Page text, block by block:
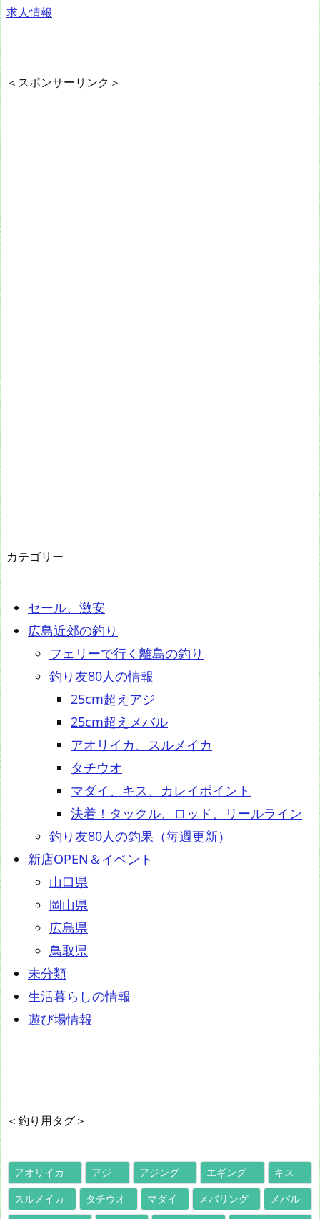
求人情報
＜スポンサーリンク＞
カテゴリー
セール、激安
広島近郊の釣り
フェリーで行く離島の釣り
釣り友80人の情報
25cm超えアジ
25cm超えメバル
アオリイカ、スルメイカ
タチウオ
マダイ、キス、カレイポイント
決着！タックル、ロッド、リールライン
釣り友80人の釣果（毎週更新）
新店OPEN＆イベント
山口県
岡山県
広島県
鳥取県
未分類
生活暮らしの情報
遊び場情報
＜釣り用タグ＞
アオリイカ アジ アジング エギング
キス
スルメイカ
タチウオ マダイ メバリング
メバル